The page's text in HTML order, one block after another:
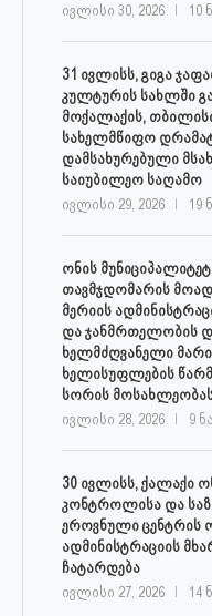
ივლისი 30, 2026 10
31 ივლისს, გიგა
კულტურის სახლში
მოქალაქის,
სახელმწიფო
დამსახურებული
საიუბილეო საღამო
ივლისი 29, 2026 19
ონის
თავმჯდომარის
მერიის
და ჯანმრთელობის
ხელმძღვანელი
ხელისუფლების
სორის მოსახლეობას
ივლისი 28, 2026 9
30 ივლისს, ქალაქი
კონტროლისა და
ეროვნული ცენტრის
ადმინისტრაციის
ჩატარდება
ივლისი 27, 2026 14